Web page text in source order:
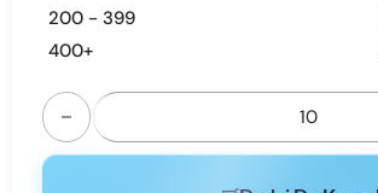
200 - 399
400+
ilość Bang Blaze 100K 6-in-1 100000